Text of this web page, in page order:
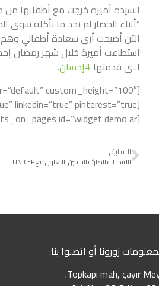
السيدة أميرة خرجت مع أطفالها من
“أثناء الحصار لم نجد ما نأكله سوى
الآن أصبحت أرى سعادة أطفالي
استطاعت أميرة خلال شهر رمضان
التي قدمتها #إحسان.
[widgets_on_pages id=”widget demo ar”]
السابق
الاستجابة الطارئة للنازحين بالتعاون مع UNICEF
زورونا أو اتصلوا بنا:
Topkapı mah, çayır